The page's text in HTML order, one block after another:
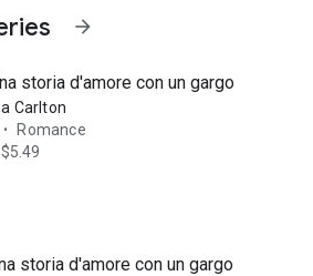
che renderà il loro il clan vichingo
arrow_forward
storia d'amore con un gargoyle
Carlton
•
Romance
$5.49
storia d'amore con un gargoyle